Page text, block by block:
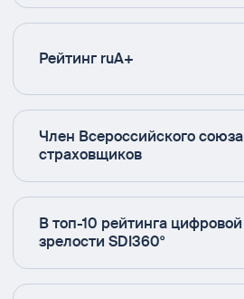
Рейтинг ruA+
Член Всероссийского союза
страховщиков
В топ-10 рейтинга цифровой
зрелости SDI360°